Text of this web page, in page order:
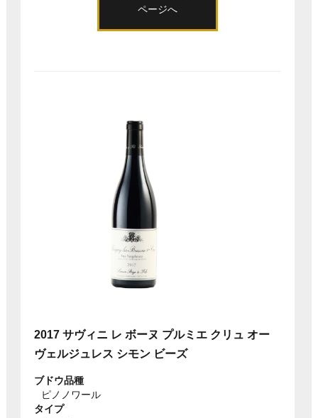
ページへ
2017 サヴィニ レ ボーヌ プルミエ クリュ オー
ヴェルジュレス シモン ビーズ
ブドウ品種
ピノノワール
タイプ